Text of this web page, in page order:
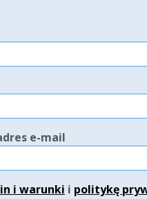
e-mail
i warunki i politykę